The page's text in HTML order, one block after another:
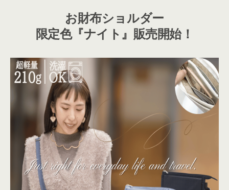
お財布ショルダー
限定色『ナイト』販売開始！